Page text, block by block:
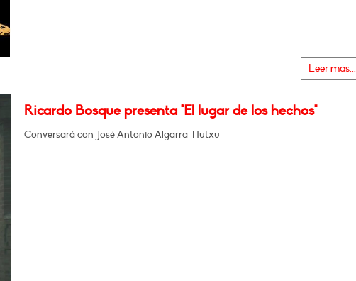
Leer más...
Ricardo Bosque presenta "El lugar de los hechos"
Conversará con José Antonio Algarra "Hutxu"